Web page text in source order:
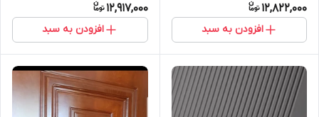
12,822,000
افزودن به سبد
12,917,000
افزودن به سبد